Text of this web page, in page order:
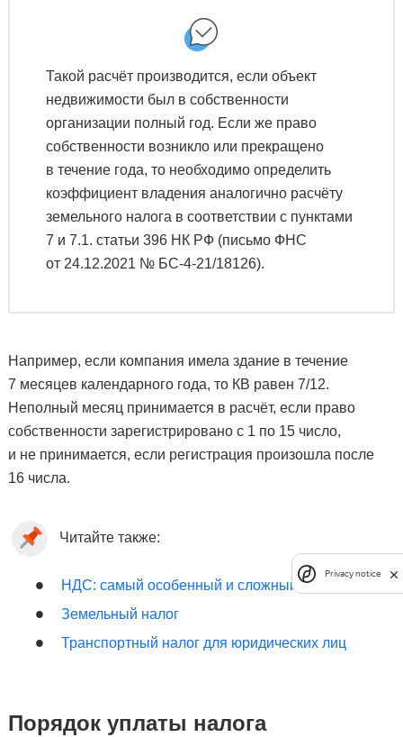
Такой расчёт производится, если объект
недвижимости был в собственности
организации полный год. Если же право
собственности возникло или прекращено
в течение года, то необходимо определить
коэффициент владения аналогично расчёту
земельного налога в соответствии с пунктами
7 и 7.1. статьи 396 НК РФ (письмо ФНС
от 24.12.2021 № БС-4-21/18126).
Например, если компания имела здание в течение
7 месяцев календарного года, то КВ равен 7/12.
Неполный месяц принимается в расчёт, если право
собственности зарегистрировано с 1 по 15⁠ число,
и не принимается, если регистрация произошла после
16 числа.
Читайте также:
НДС: самый особенный и сложный налог
Земельный налог
Транспортный налог для юридических лиц
Порядок уплаты налога
Privacy notice